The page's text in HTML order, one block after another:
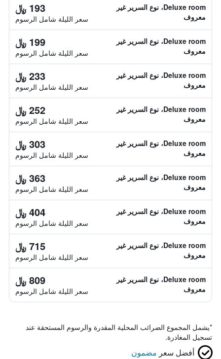
Deluxe room، نوع السرير غير
معروف
193 ﷼
سعر الليلة شامل الرسوم
Deluxe room، نوع السرير غير
معروف
199 ﷼
سعر الليلة شامل الرسوم
Deluxe room، نوع السرير غير
معروف
233 ﷼
سعر الليلة شامل الرسوم
Deluxe room، نوع السرير غير
معروف
252 ﷼
سعر الليلة شامل الرسوم
Deluxe room، نوع السرير غير
معروف
303 ﷼
سعر الليلة شامل الرسوم
Deluxe room، نوع السرير غير
معروف
363 ﷼
سعر الليلة شامل الرسوم
Deluxe room، نوع السرير غير
معروف
404 ﷼
سعر الليلة شامل الرسوم
Deluxe room، نوع السرير غير
معروف
715 ﷼
سعر الليلة شامل الرسوم
Deluxe room، نوع السرير غير
معروف
809 ﷼
سعر الليلة شامل الرسوم
*يشمل المجموع الضرائب المحلية المقدرة والرسوم المستحقة عند
تسجيل المغادرة.
أفضل سعر مضمون